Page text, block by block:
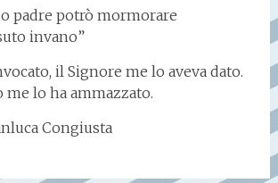
padre potrò mormorare
invano”
il Signore me lo aveva dato.
me lo ha ammazzato.
Congiusta